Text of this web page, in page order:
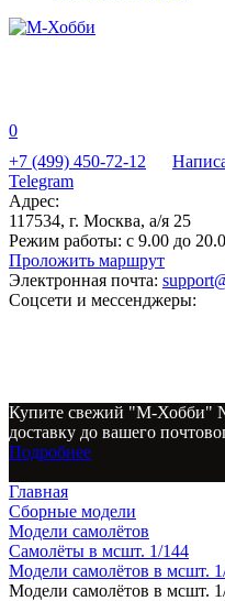
0
+7 (499) 450-72-12
Telegram
Адрес:
117534, г. Москва, а/я 25
Режим работы: с 9.00 до
Проложить маршрут
Электронная почта:
Соцсети и мессенджеры:
Купите свежий "М-Хобби"
доставку до вашего
Подробнее
Главная
Сборные модели
Модели самолётов
Самолёты в мсшт. 1/144
Модели самолётов в мсшт.
Модели самолётов в мсшт.